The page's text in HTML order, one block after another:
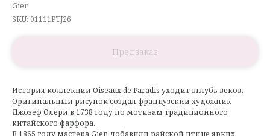
Gien
SKU: 01111PTJ26
История коллекции Oiseaux de Paradis уходит вглубь веков.
Оригинальный рисунок создал французский художник
Джозеф Олери в 1738 году по мотивам традиционного
китайского фарфора.
В 1865 году мастера Gien добавили райской птице ярких